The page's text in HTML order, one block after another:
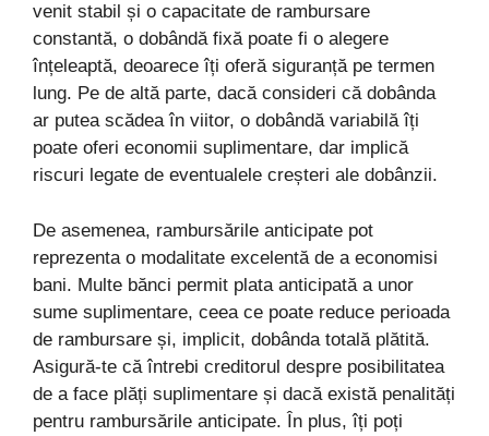
venit stabil și o capacitate de rambursare
constantă, o dobândă fixă poate fi o alegere
înțeleaptă, deoarece îți oferă siguranță pe termen
lung. Pe de altă parte, dacă consideri că dobânda
ar putea scădea în viitor, o dobândă variabilă îți
poate oferi economii suplimentare, dar implică
riscuri legate de eventualele creșteri ale dobânzii.
De asemenea, rambursările anticipate pot
reprezenta o modalitate excelentă de a economisi
bani. Multe bănci permit plata anticipată a unor
sume suplimentare, ceea ce poate reduce perioada
de rambursare și, implicit, dobânda totală plătită.
Asigură-te că întrebi creditorul despre posibilitatea
de a face plăți suplimentare și dacă există penalități
pentru rambursările anticipate. În plus, îți poți